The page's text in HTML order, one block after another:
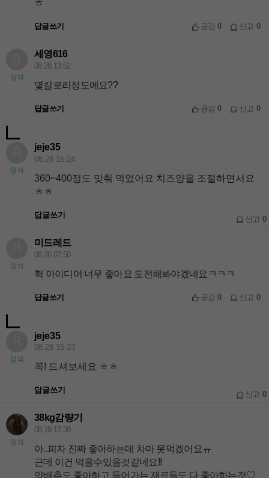
ㅎ
답글쓰기 공감0 신고 0
정석
세영616
08.28 13:52
몇칼로리정도에요??
답글쓰기 공감0 신고 0
정석
jeje35
08.28 15:24
360~400정도 맞춰 먹었어요 치즈양을 조절하면서요
ㅎㅎ
답글쓰기 신고 0
정석
미드레드
08.26 07:50
헉 아이디어 너무 좋아요 도전해봐야겠네요ㅋㅋㅋ
답글쓰기 공감0 신고 0
정석
jeje35
08.28 15:23
꼭! 드셔보세요 ㅎㅎ
답글쓰기 신고 0
정석
38kg감량기
08.19 17:39
아..피자 진짜 좋아하는데 차마 못먹겠어요ㅠ
근데 이건 먹을수있을것같네요!!
양배추도 좋아하고 들어가는 재료들도 다 좋아하는것♡